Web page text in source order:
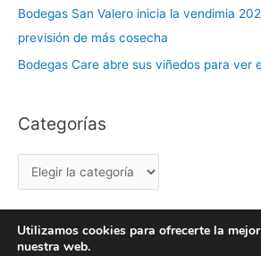
Bodegas San Valero inicia la vendimia
previsión de más cosecha
Bodegas Care abre sus viñedos para ver
Categorías
a
s
Copyright © 2026 labuenavidaenzaragoza.com
Utilizamos cookies para ofrecerte la
nuestra web.